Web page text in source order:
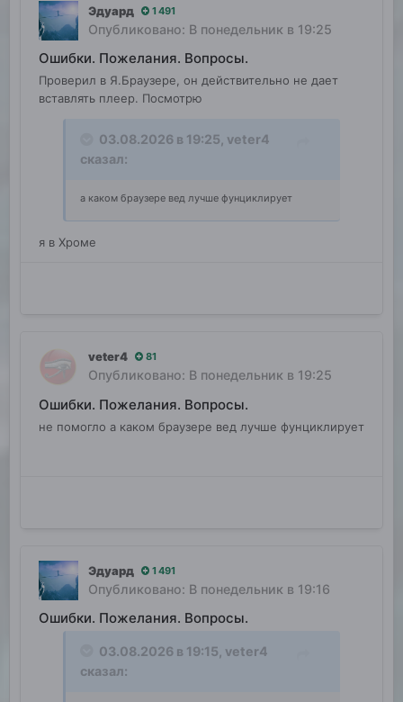
Эдуард 1 491
Опубликовано: В понедельник в 19:25
Ошибки. Пожелания. Вопросы.
Проверил в Я.Браузере, он действительно не дает
вставлять плеер. Посмотрю
03.08.2026 в 19:25, veter4
сказал:
а каком браузере вед лучше фунциклирует
я в Хроме
veter4 81
Опубликовано: В понедельник в 19:25
Ошибки. Пожелания. Вопросы.
не помогло а каком браузере вед лучше фунциклирует
Эдуард 1 491
Опубликовано: В понедельник в 19:16
Ошибки. Пожелания. Вопросы.
03.08.2026 в 19:15, veter4
сказал: